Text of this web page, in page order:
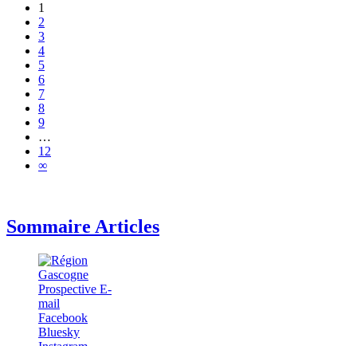
1
2
3
4
5
6
7
8
9
…
12
∞
Sommaire Articles